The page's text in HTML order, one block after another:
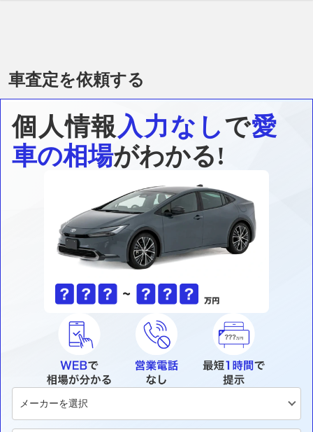
車査定を依頼する
個人情報入力なしで愛
車の相場がわかる!